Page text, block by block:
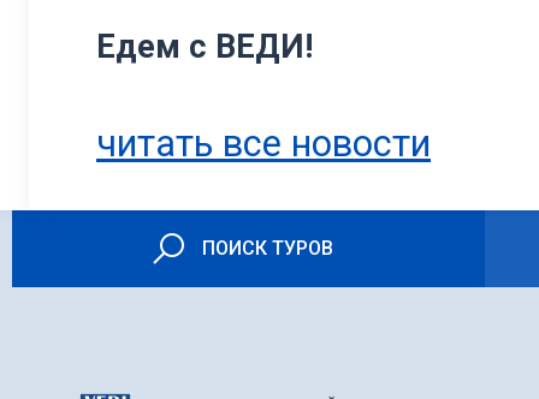
Едем с ВЕДИ!
читать все новости
ПОИСК ТУРОВ